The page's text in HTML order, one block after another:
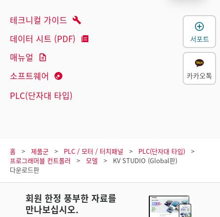
테크니컬 가이드
데이터 시트 (PDF)
매뉴얼
소프트웨어
PLC(단자대 타입)
홈 제품군 PLC / 모터 / 터치패널
PLC(단자대 타입)
프로그래머블 컨트롤러
모델
KV STUDIO (Global판)
다운로드판
회원 한정 풍부한 자료를
만나보십시오.
서포트
카카오톡